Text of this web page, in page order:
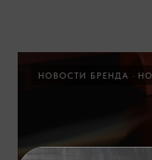
НОВОСТИ БРЕНДА